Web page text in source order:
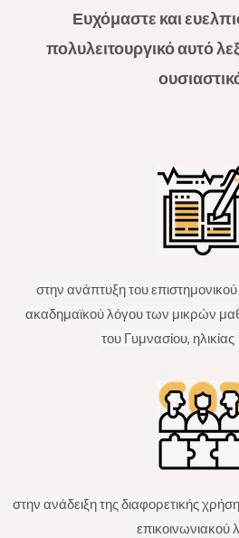
Ευχόμαστε και
πολυλειτουργικό αυτό
στην ανάπτυξη του
ακαδημαϊκού λόγου των μικρών
του Γυμνασίου,
στην ανάδειξη της διαφορετικής
επικοινωνιακού